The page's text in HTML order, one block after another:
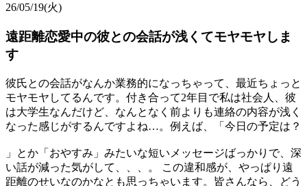
26/05/19(火)
遠距離恋愛中の彼との会話が浅くてモヤモヤしま
す
彼氏との会話がなんか業務的になっちゃって、最近ちょっと
モヤモヤしてるんです。付き合って2年目で私は社会人、彼
は大学生なんだけど、なんとなく前よりも連絡の内容が浅く
なった感じがするんですよね…。例えば、「今日の予定は？
」とか「おやすみ」みたいな短いメッセージばっかりで、深
い話が減った気がして、、、。 この違和感が、やっぱり遠
距離のせいなのかなとも思っちゃいます。皆さんなら、どう